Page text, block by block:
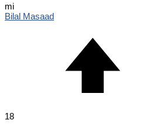
mi
Bilal Masaad
18